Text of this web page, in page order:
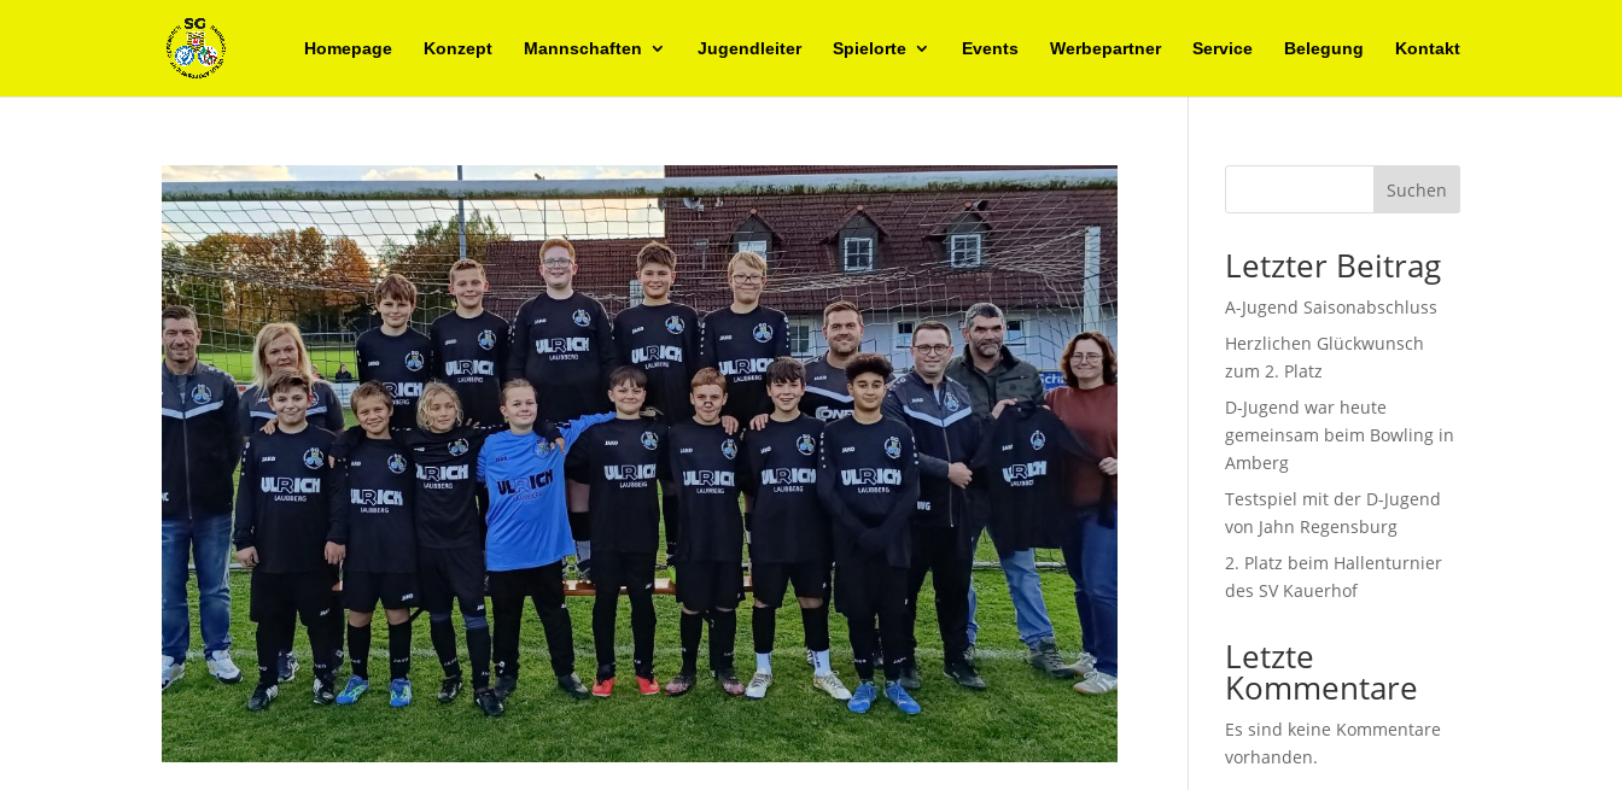
Homepage Konzept Mannschaften Jugendleiter Spielorte Events Werbepartner Service Belegung Kontakt
Suchen
Letzter Beitrag
A-Jugend Saisonabschluss
Herzlichen Glückwunsch
zum 2. Platz
D-Jugend war heute
gemeinsam beim Bowling in
Amberg
Testspiel mit der D-Jugend
von Jahn Regensburg
2. Platz beim Hallenturnier
des SV Kauerhof
Letzte
Kommentare
Es sind keine Kommentare
vorhanden.